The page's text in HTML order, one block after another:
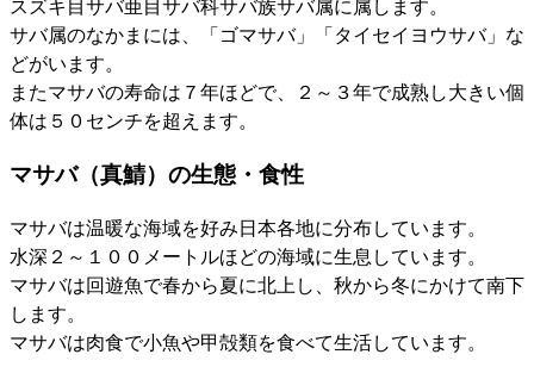
サバ属のなかまには、「ゴマサバ」「タイセイヨウサバ」な
どがいます。
またマサバの寿命は７年ほどで、２～３年で成熟し大きい個
体は５０センチを超えます。
マサバ（真鯖）の生態・食性
マサバは温暖な海域を好み日本各地に分布しています。
水深２～１００メートルほどの海域に生息しています。
マサバは回遊魚で春から夏に北上し、秋から冬にかけて南下
します。
マサバは肉食で小魚や甲殻類を食べて生活しています。